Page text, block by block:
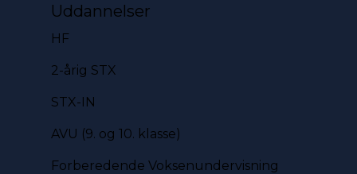
Uddannelser
HF
2-årig STX
STX-IN
AVU (9. og 10. klasse)
Forberedende Voksenundervisning